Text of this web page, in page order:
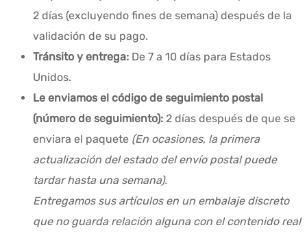
2 días (excluyendo fines de semana) después de la
validación de su pago.
Tránsito y entrega: De 7 a 10 días para Estados
Unidos.
Le enviamos el código de seguimiento postal
(número de seguimiento): 2 días después de que se
enviara el paquete (En ocasiones, la primera
actualización del estado del envío postal puede
tardar hasta una semana).
Entregamos sus artículos en un embalaje discreto
que no guarda relación alguna con el contenido real